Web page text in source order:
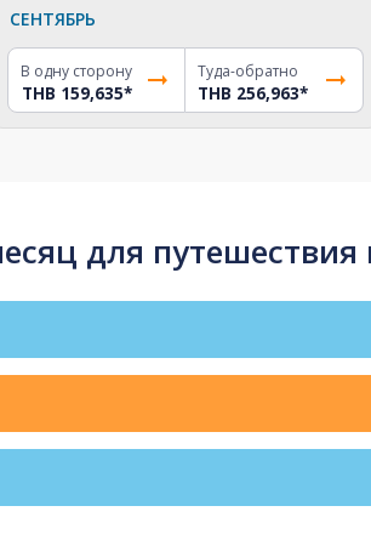
СЕНТЯБРЬ
В одну сторону
THB 159,635*
Туда-обратно
THB 256,963*
для путешествия